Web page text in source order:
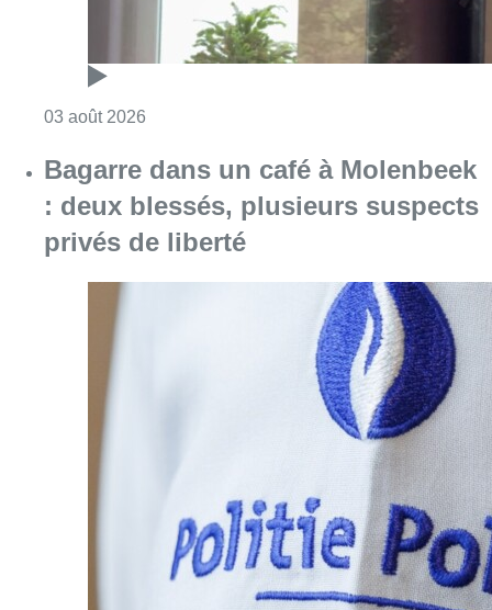
03 août 2026
Bagarre dans un café à Molenbeek
: deux blessés, plusieurs suspects
privés de liberté